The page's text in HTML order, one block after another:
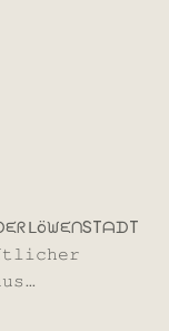
ᒪöᙎᙓᑎSTᗩᗪT